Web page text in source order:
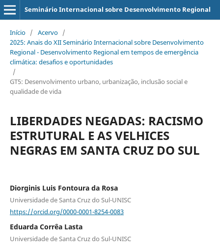
Seminário Internacional sobre Desenvolvimento Regional
Início / Acervo /
2025: Anais do XII Seminário Internacional sobre Desenvolvimento
Regional - Desenvolvimento Regional em tempos de emergência
climática: desafios e oportunidades
/
GT5: Desenvolvimento urbano, urbanização, inclusão social e
qualidade de vida
LIBERDADES NEGADAS: RACISMO
ESTRUTURAL E AS VELHICES
NEGRAS EM SANTA CRUZ DO SUL
Diorginis Luis Fontoura da Rosa
Universidade de Santa Cruz do Sul-UNISC
https://orcid.org/0000-0001-8254-0083
Eduarda Corrêa Lasta
Universidade de Santa Cruz do Sul-UNISC